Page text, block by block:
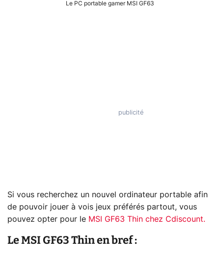
Le PC portable gamer MSI GF63
Si vous recherchez un nouvel ordinateur portable afin
de pouvoir jouer à vois jeux préférés partout, vous
pouvez opter pour le MSI GF63 Thin chez Cdiscount.
Le MSI GF63 Thin en bref :